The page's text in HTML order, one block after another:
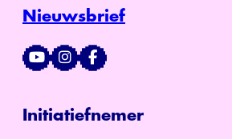
Nieuwsbrief
Initiatiefnemer